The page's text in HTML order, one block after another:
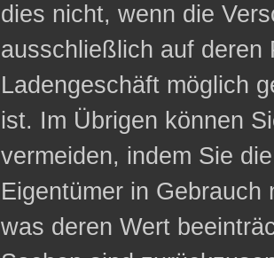
dies nicht, wenn die
ausschließlich auf deren
Ladengeschäft möglich
ist. Im Übrigen können
vermeiden, indem Sie
Eigentümer in
was deren Wert